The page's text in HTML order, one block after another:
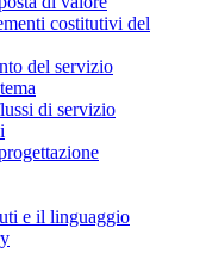
costitutivi del
del servizio
di servizio
e il linguaggio